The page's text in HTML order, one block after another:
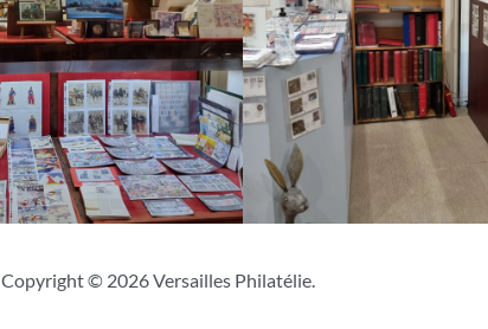
Copyright © 2026 Versailles Philatélie.